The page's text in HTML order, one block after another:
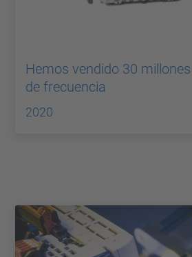
Hemos vendido 30
de frecuencia
2020